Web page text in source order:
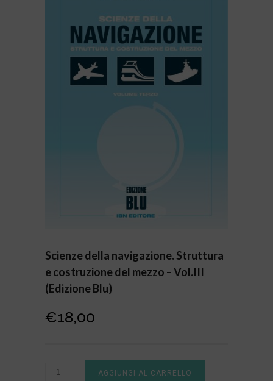
Scienze della navigazione. Struttura
e costruzione del mezzo – Vol.III
(Edizione Blu)
€18,00
AGGIUNGI AL CARRELLO